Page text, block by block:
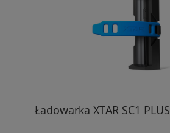
Ładowarka XTAR SC1